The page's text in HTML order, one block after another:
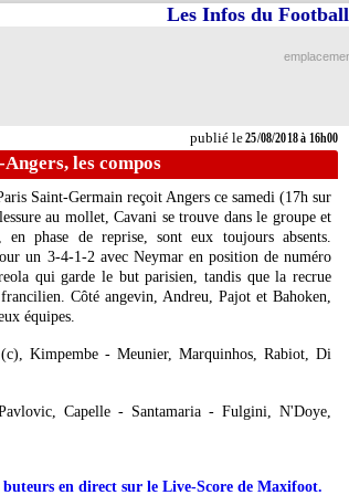
publié le25/08/2018 à 16h00
Les Infos du
les compos
Saint-Germain reçoit Angers ce samedi (17h sur
au mollet, Cavani se trouve dans le groupe et
phase de reprise, sont eux toujours absents.
un 3-4-1-2 avec Neymar en position de numéro
qui garde le but parisien, tandis que la recrue
Côté angevin, Andreu, Pajot et Bahoken,
équipes.
Kimpembe - Meunier, Marquinhos, Rabiot, Di
Capelle - Santamaria - Fulgini, N'Doye,
en direct sur le Live-Score de Maxifoot.